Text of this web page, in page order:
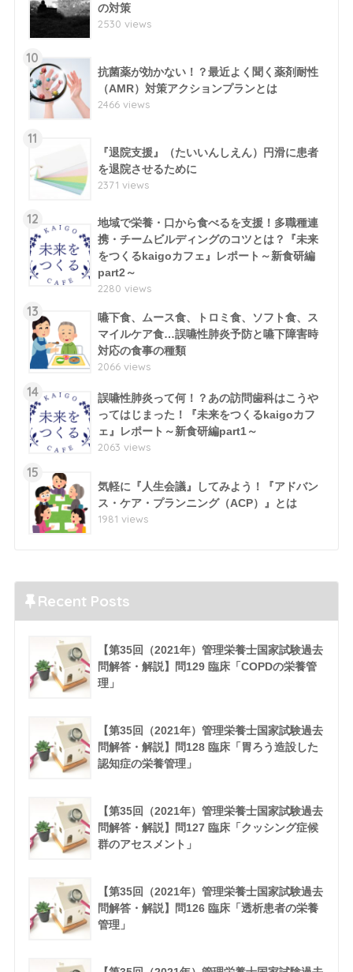
の対策
2530 views
10
抗菌薬が効かない！？最近よく聞く薬剤耐性
（AMR）対策アクションプランとは
2466 views
11
『退院支援』（たいいんしえん）円滑に患者
を退院させるために
2371 views
12
地域で栄養・口から食べるを支援！多職種連
携・チームビルディングのコツとは？『未来
をつくるkaigoカフェ』レポート～新食研編
part2～
2280 views
13
嚥下食、ムース食、トロミ食、ソフト食、ス
マイルケア食…誤嚥性肺炎予防と嚥下障害時
対応の食事の種類
2066 views
14
誤嚥性肺炎って何！？あの訪問歯科はこうや
ってはじまった！『未来をつくるkaigoカフ
ェ』レポート～新食研編part1～
2063 views
15
気軽に『人生会議』してみよう！『アドバン
ス・ケア・プランニング（ACP）』とは
1981 views
Recent Posts
【第35回（2021年）管理栄養士国家試験過去
問解答・解説】問129 臨床「COPDの栄養管
理」
【第35回（2021年）管理栄養士国家試験過去
問解答・解説】問128 臨床「胃ろう造設した
認知症の栄養管理」
【第35回（2021年）管理栄養士国家試験過去
問解答・解説】問127 臨床「クッシング症候
群のアセスメント」
【第35回（2021年）管理栄養士国家試験過去
問解答・解説】問126 臨床「透析患者の栄養
管理」